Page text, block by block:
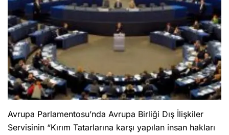
Avrupa Parlamentosu’nda Avrupa Birliği Dış İlişkiler
Servisinin “Kırım Tatarlarına karşı yapılan insan hakları